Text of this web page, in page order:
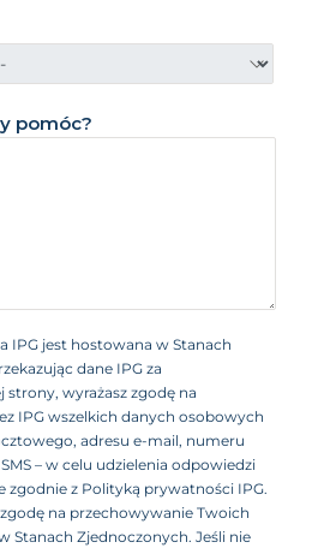
pomóc?
IPG jest hostowana w Stanach
dane IPG za
wyrażasz zgodę na
IPG wszelkich danych osobowych
adresu e-mail, numeru
– w celu udzielenia odpowiedzi
zgodnie z Polityką prywatności IPG.
na przechowywanie Twoich
Stanach Zjednoczonych. Jeśli nie